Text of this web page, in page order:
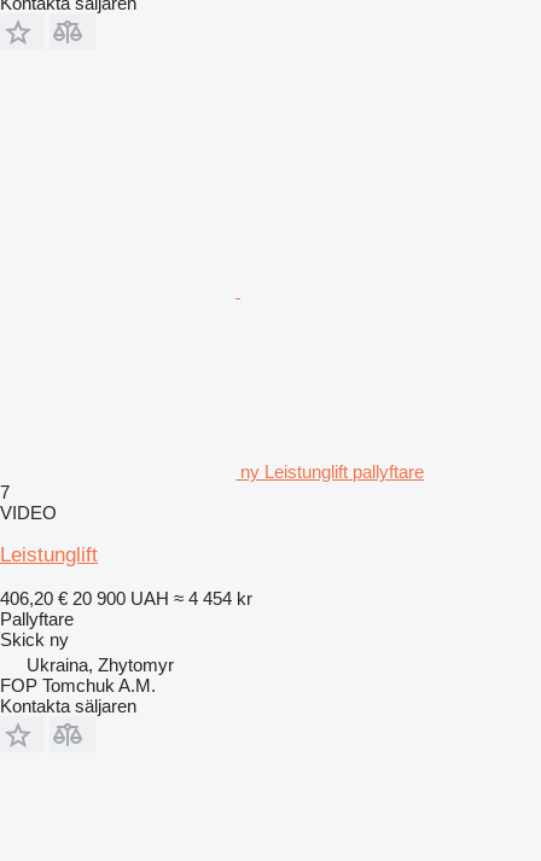
ny Leistunglift pallyftare
7
VIDEO
Leistunglift
406,20 € 20 900 UAH ≈ 4 454 kr
Pallyftare
Skick ny
Ukraina, Zhytomyr
FOP Tomchuk A.M.
Kontakta säljaren